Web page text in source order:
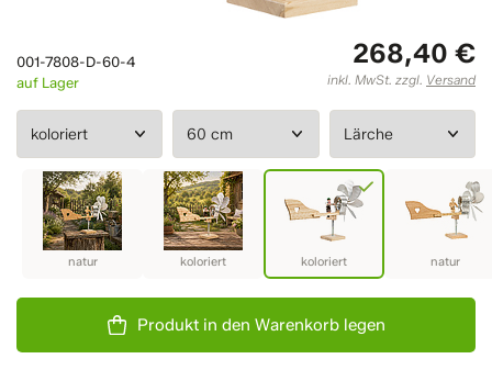
268,40 €
inkl. MwSt. zzgl. Versand
001-7808-D-60-4
auf Lager
Produkt in den Warenkorb legen